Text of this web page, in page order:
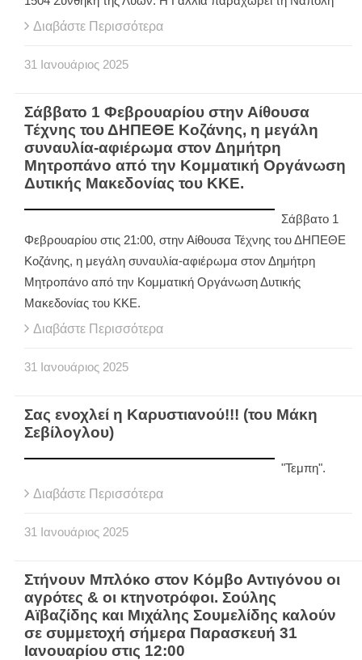
Διαβάστε Περισσότερα
31 Ιανουάριος 2025
Σάββατο 1 Φεβρουαρίου στην Αίθουσα
Τέχνης του ΔΗΠΕΘΕ Κοζάνης, η μεγάλη
συναυλία-αφιέρωμα στον Δημήτρη
Μητροπάνο από την Κομματική Οργάνωση
Δυτικής Μακεδονίας του ΚΚΕ.
Σάββατο 1
Φεβρουαρίου στις 21:00, στην Αίθουσα Τέχνης του ΔΗΠΕΘΕ
Κοζάνης, η μεγάλη συναυλία-αφιέρωμα στον Δημήτρη
Μητροπάνο από την Κομματική Οργάνωση Δυτικής
Μακεδονίας του ΚΚΕ.
Διαβάστε Περισσότερα
31 Ιανουάριος 2025
Σας ενοχλεί η Καρυστιανού!!! (του Μάκη
Σεβίλογλου)
"Τεμπη".
Διαβάστε Περισσότερα
31 Ιανουάριος 2025
Στήνουν Μπλόκο στον Κόμβο Αντιγόνου οι
αγρότες & οι κτηνοτρόφοι. Σούλης
Αϊβαζίδης και Μιχάλης Σουμελίδης καλούν
σε συμμετοχή σήμερα Παρασκευή 31
Ιανουαρίου στις 12:00